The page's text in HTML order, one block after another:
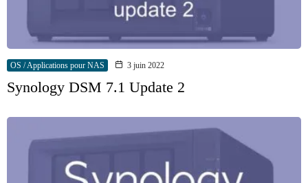
OS / Applications pour NAS 3 juin 2022
Synology DSM 7.1 Update 2